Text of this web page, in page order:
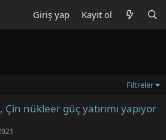
Giriş yap Kayıt ol
Filtreler
nükleer güç yatırımı yapıyor